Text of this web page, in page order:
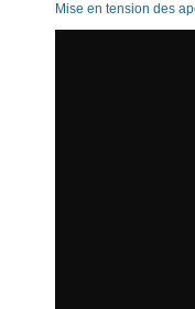
Mise en tension des